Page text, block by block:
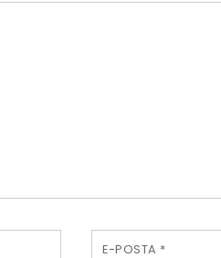
E-POSTA *